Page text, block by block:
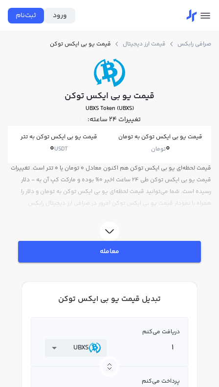
ورود ثبت‌نام
صرافی رابکس قیمت ارز دیجیتال قیمت یو بی ایکس توکن
قیمت یو بی ایکس توکن
UBXS Token (UBXS)
تغییرات ۲۴ ساعته: 0%
قیمت یو بی ایکس توکن به تومان
0تومان
قیمت یو بی ایکس توکن به تتر
0USDT
قیمت لحظه‌ای یو بی ایکس توکن هم اکنون معادل 0 تومان یا 0 تتر است. تغییرات
قیمت یو بی ایکس توکن طی 24 ساعت اخیر 0% بوده و مارکت کپ آن به - دلار
رسیده است. شما می‌توانید قیمت لحظه‌ای یو بی ایکس توکن به تومان و دلار را
همراه با نمودار قیمت یو بی ایکس توکن امروز در صرافی ارز دیجیتال رابکس
معامله
تبدیل قیمت یو بی ایکس توکن
دریافت می‌کنم
UBXS
پرداخت می‌کنم